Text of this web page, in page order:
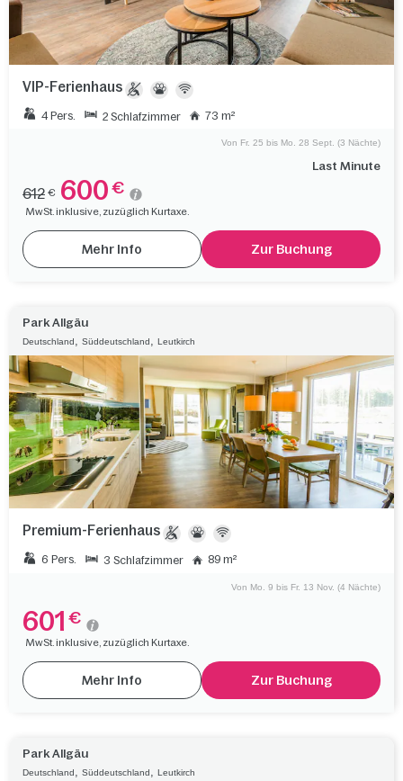
VIP-Ferienhaus
4 Pers. 2 Schlafzimmer 73 m²
Last Minute
Von Fr. 25 bis Mo. 28 Sept. (3 Nächte)
612 € 600 €
MwSt. inklusive, zuzüglich Kurtaxe.
Mehr Info Zur Buchung
Park Allgäu
Deutschland , Süddeutschland , Leutkirch
Premium-Ferienhaus
6 Pers. 3 Schlafzimmer 89 m²
Von Mo. 9 bis Fr. 13 Nov. (4 Nächte)
601 €
MwSt. inklusive, zuzüglich Kurtaxe.
Mehr Info Zur Buchung
Park Allgäu
Deutschland Süddeutschland Leutkirch